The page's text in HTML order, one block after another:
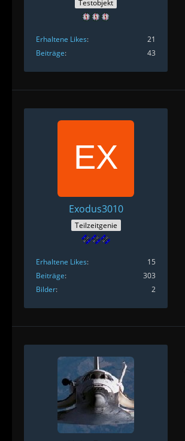
Testobjekt
Erhaltene Likes
21
Beiträge
43
Exodus3010
Teilzeitgenie
Erhaltene Likes
15
Beiträge
303
Bilder
2